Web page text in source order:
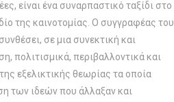
είναι ένα συναρπαστικό ταξίδι στο
της καινοτομίας. Ο συγγραφέας του
σε μια συνεκτική και
πολιτισμικά, περιβαλλοντικά και
εξελικτικής θεωρίας τα οποία
των ιδεών που άλλαξαν και